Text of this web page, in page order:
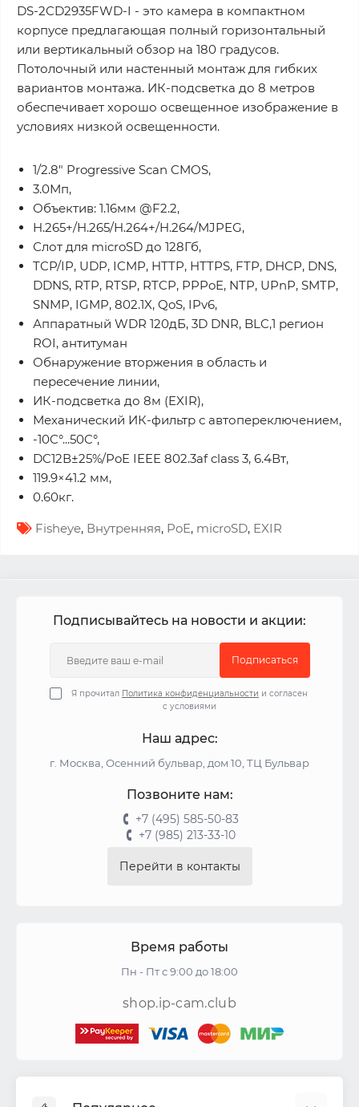
DS-2CD2935FWD-I - это камера в компактном
корпусе предлагающая полный горизонтальный
или вертикальный обзор на 180 градусов.
Потолочный или настенный монтаж для гибких
вариантов монтажа. ИК-подсветка до 8 метров
обеспечивает хорошо освещенное изображение в
условиях низкой освещенности.
1/2.8" Progressive Scan CMOS,
3.0Мп,
Объектив: 1.16мм @F2.2,
H.265+/H.265/H.264+/H.264/MJPEG,
Слот для microSD до 128Гб,
TCP/IP, UDP, ICMP, HTTP, HTTPS, FTP, DHCP, DNS,
DDNS, RTP, RTSP, RTCP, PPPoE, NTP, UPnP, SMTP,
SNMP, IGMP, 802.1X, QoS, IPv6,
Аппаратный WDR 120дБ, 3D DNR, BLC,1 регион
ROI, антитуман
Обнаружение вторжения в область и
пересечение линии,
ИК-подсветка до 8м (EXIR),
Механический ИК-фильтр с автопереключением,
-10C°...50C°,
DC12В±25%/PoE IEEE 802.3af class 3, 6.4Вт,
119.9×41.2 мм,
0.60кг.
Fisheye, Внутренняя, PoE, microSD, EXIR
Подписывайтесь на новости и акции:
Подписаться
Я прочитал Политика конфиденциальности и согласен
с условиями
Наш адрес:
г. Москва, Осенний бульвар, дом 10, ТЦ Бульвар
Позвоните нам:
+7 (495) 585-50-83
+7 (985) 213-33-10
Перейти в контакты
Время работы
Пн - Пт с 9:00 до 18:00
shop.ip-cam.club